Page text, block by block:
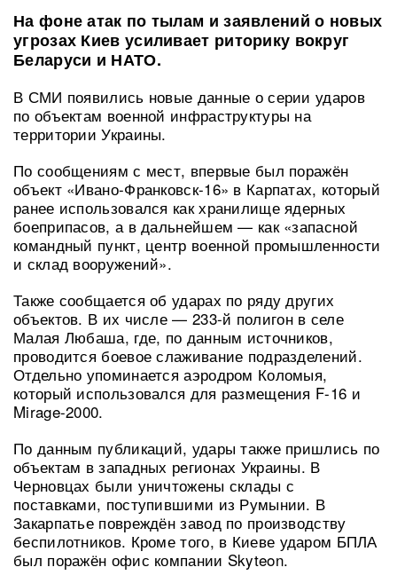
На фоне атак по тылам и заявлений о новых
угрозах Киев усиливает риторику вокруг
Беларуси и НАТО.
В СМИ появились новые данные о серии ударов
по объектам военной инфраструктуры на
территории Украины.
По сообщениям с мест, впервые был поражён
объект «Ивано-Франковск-16» в Карпатах, который
ранее использовался как хранилище ядерных
боеприпасов, а в дальнейшем — как «запасной
командный пункт, центр военной промышленности
и склад вооружений».
Также сообщается об ударах по ряду других
объектов. В их числе — 233-й полигон в селе
Малая Любаша, где, по данным источников,
проводится боевое слаживание подразделений.
Отдельно упоминается аэродром Коломыя,
который использовался для размещения F-16 и
Mirage-2000.
По данным публикаций, удары также пришлись по
объектам в западных регионах Украины. В
Черновцах были уничтожены склады с
поставками, поступившими из Румынии. В
Закарпатье повреждён завод по производству
беспилотников. Кроме того, в Киеве ударом БПЛА
был поражён офис компании Skyteon.